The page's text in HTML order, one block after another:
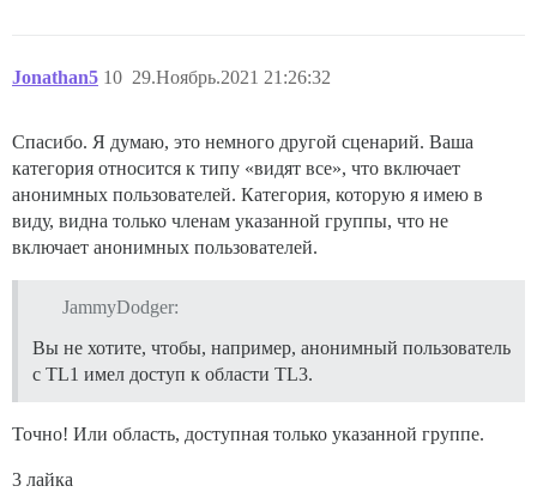
Jonathan5 29.Ноябрь.2021 21:26:32
10
Спасибо. Я думаю, это немного другой сценарий. Ваша
категория относится к типу «видят все», что включает
анонимных пользователей. Категория, которую я имею в
виду, видна только членам указанной группы, что не
включает анонимных пользователей.
JammyDodger:
Вы не хотите, чтобы, например, анонимный пользователь
с TL1 имел доступ к области TL3.
Точно! Или область, доступная только указанной группе.
3 лайка